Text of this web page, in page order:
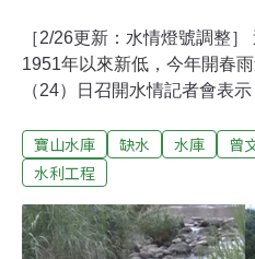
［2/26更新：水情燈號調整
1951年以來新低，今年開春
（24）日召開水情記者會表
大，需加強關注。不過經濟
大旱時期兩水庫蓄水量跌破
加強關注氣象署昨日上午召
指出，這個冬季（12至2月）
寶山水庫 缺水 水庫 曾
水利工程